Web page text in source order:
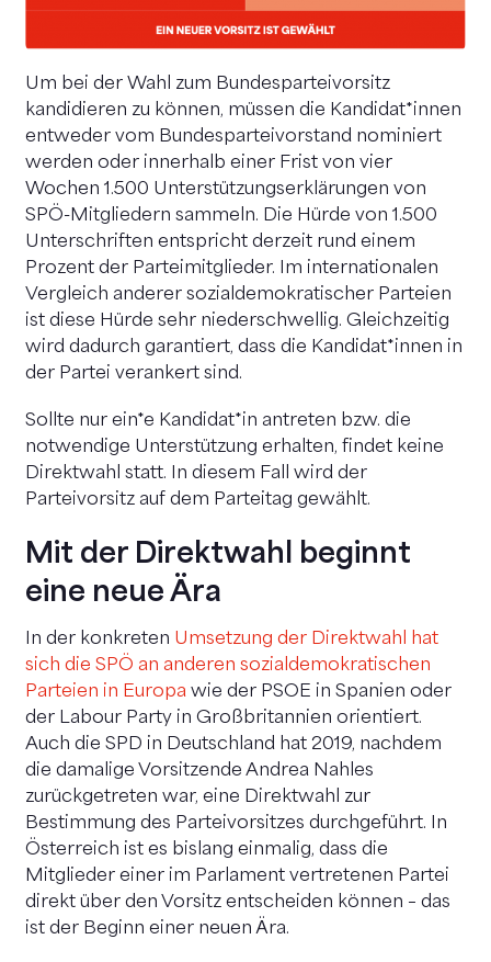
Um bei der Wahl zum Bundesparteivorsitz
kandidieren zu können, müssen die Kandidat*innen
entweder vom Bundesparteivorstand nominiert
werden oder innerhalb einer Frist von vier
Wochen 1.500 Unterstützungserklärungen von
SPÖ-Mitgliedern sammeln. Die Hürde von 1.500
Unterschriften entspricht derzeit rund einem
Prozent der Parteimitglieder. Im internationalen
Vergleich anderer sozialdemokratischer Parteien
ist diese Hürde sehr niederschwellig. Gleichzeitig
wird dadurch garantiert, dass die Kandidat*innen in
der Partei verankert sind.
Sollte nur ein*e Kandidat*in antreten bzw. die
notwendige Unterstützung erhalten, findet keine
Direktwahl statt. In diesem Fall wird der
Parteivorsitz auf dem Parteitag gewählt.
Mit der Direktwahl beginnt
eine neue Ära
In der konkreten Umsetzung der Direktwahl hat
sich die SPÖ an anderen sozialdemokratischen
Parteien in Europa wie der PSOE in Spanien oder
der Labour Party in Großbritannien orientiert.
Auch die SPD in Deutschland hat 2019, nachdem
die damalige Vorsitzende Andrea Nahles
zurückgetreten war, eine Direktwahl zur
Bestimmung des Parteivorsitzes durchgeführt. In
Österreich ist es bislang einmalig, dass die
Mitglieder einer im Parlament vertretenen Partei
direkt über den Vorsitz entscheiden können – das
ist der Beginn einer neuen Ära.